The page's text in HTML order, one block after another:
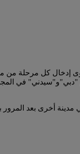
إدخال كل مرحلة
في
أخرى بعد المرور